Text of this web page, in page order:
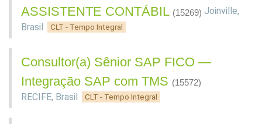
ASSISTENTE CONTÁBIL (15269) Joinville,
Brasil
CLT - Tempo Integral
Consultor(a) Sênior SAP FICO —
Integração SAP com TMS (15572)
RECIFE, Brasil CLT - Tempo Integral